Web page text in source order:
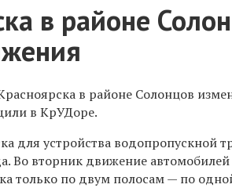
в районе
в районе Солонцов
в КрУДоре.
для устройства водопропускной
Во вторник движение автомобилей
только по двум полосам — по